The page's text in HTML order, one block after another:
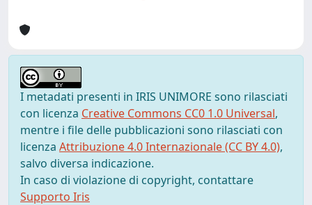
I metadati presenti in IRIS UNIMORE sono rilasciati
con licenza Creative Commons CC0 1.0 Universal,
mentre i file delle pubblicazioni sono rilasciati con
licenza Attribuzione 4.0 Internazionale (CC BY 4.0),
salvo diversa indicazione.
In caso di violazione di copyright, contattare
Supporto Iris